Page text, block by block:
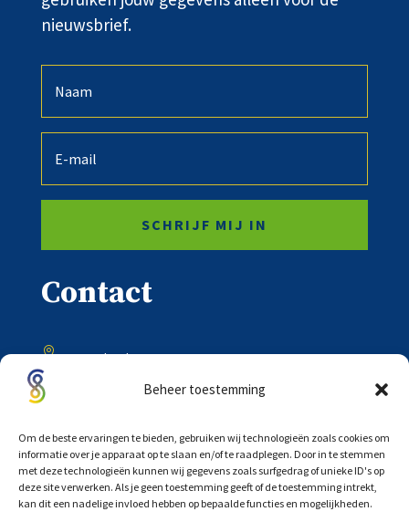
Beheer toestemming
Om de beste ervaringen te bieden, gebruiken wij technologieën zoals cookies om
informatie over je apparaat op te slaan en/of te raadplegen. Door in te stemmen
met deze technologieën kunnen wij gegevens zoals surfgedrag of unieke ID's op
deze site verwerken. Als je geen toestemming geeft of de toestemming intrekt,
kan dit een nadelige invloed hebben op bepaalde functies en mogelijkheden.
nieuwsbrief.
SCHRIJF MIJ IN
Contact

Onder de Toren 20
8302 BV Emmeloord
0527 – 618333
 info@scholtensadvocaten.nl